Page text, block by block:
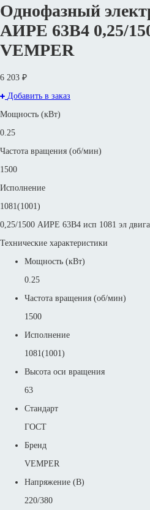
Однофазный
АИРЕ 63В4 0,25/
VEMPER
6 203 ₽
Добавить в заказ
Мощность (кВт)
0.25
Частота вращения (об/мин)
1500
Исполнение
1081(1001)
0,25/1500 АИРЕ 63В4 исп 1081 эл
Технические характеристики
Мощность (кВт)
0.25
Частота вращения (об/мин)
1500
Исполнение
1081(1001)
Высота оси вращения
63
Стандарт
ГОСТ
Бренд
VEMPER
Напряжение (В)
220/380